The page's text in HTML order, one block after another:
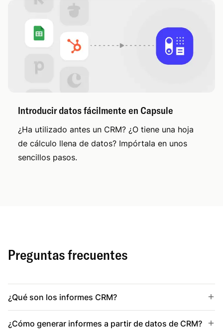
Introducir datos fácilmente en Capsule
¿Ha utilizado antes un CRM? ¿O tiene una hoja
de cálculo llena de datos? Impórtala en unos
sencillos pasos.
Preguntas frecuentes
¿Qué son los informes CRM?
¿Cómo generar informes a partir de datos de CRM?